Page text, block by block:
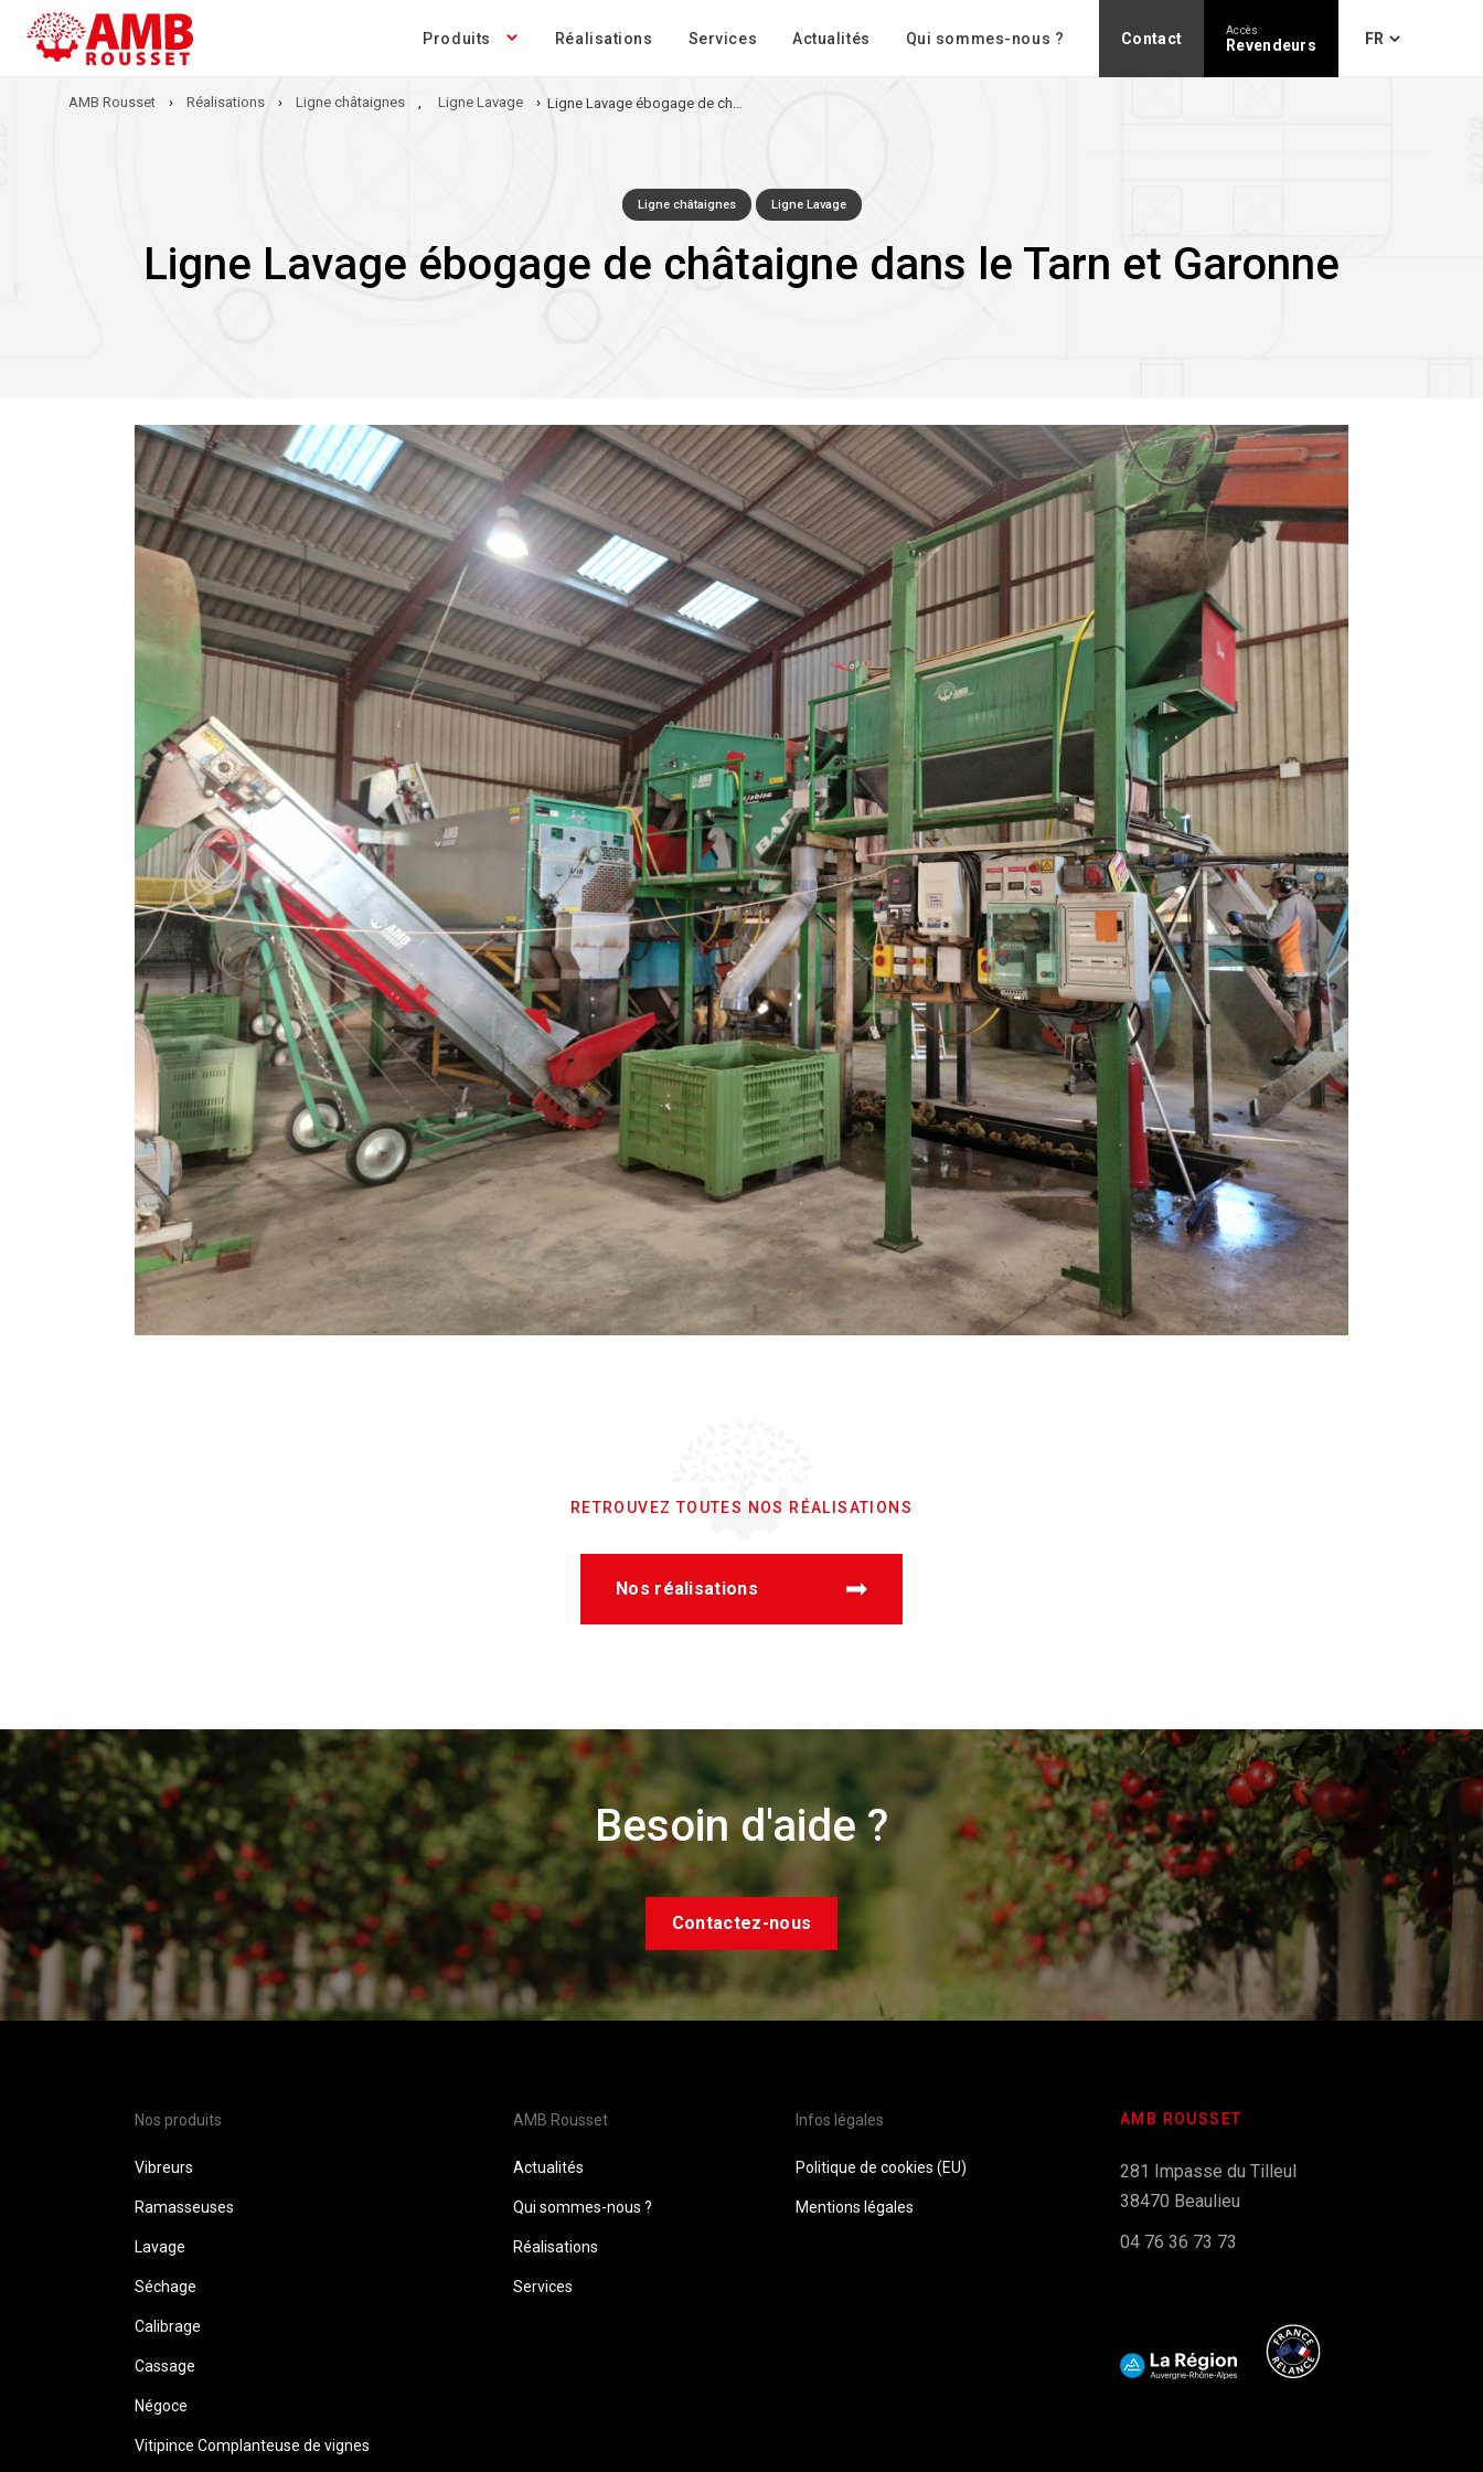
Produits Réalisations Services Actualités Qui sommes-nous ? Contact Accès
Revendeurs
AMB Rousset › Réalisations › Ligne châtaignes , Ligne Lavage › Ligne Lavage ébogage de châtaigne dans le Tarn et Garonne
Ligne châtaignes Ligne Lavage
Ligne Lavage ébogage de châtaigne dans le Tarn et Garonne
RETROUVEZ TOUTES NOS RÉALISATIONS
Nos réalisations
Besoin d'aide ?
Contactez-nous
Nos produits
Vibreurs
Ramasseuses
Lavage
Séchage
Calibrage
Cassage
Négoce
Vitipince Complanteuse de vignes
AMB Rousset
Actualités
Qui sommes-nous ?
Réalisations
Services
Infos légales
Politique de cookies (EU)
Mentions légales
AMB ROUSSET
281 Impasse du Tilleul
38470 Beaulieu
04 76 36 73 73